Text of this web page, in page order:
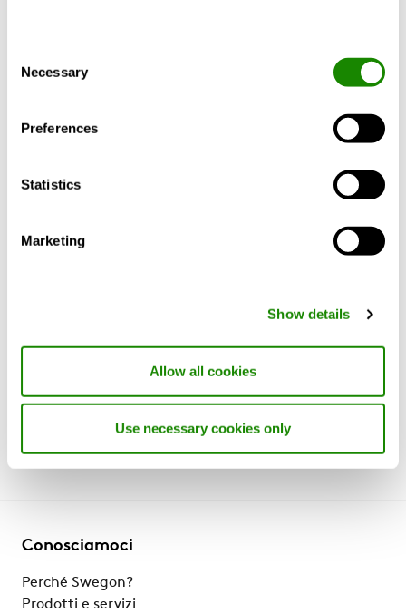
Selection
Necessary
Preferences
Statistics
Marketing
Show details
Allow all cookies
Use necessary cookies only
Portata d’aria:
Taglia
Conosciamoci
Perché Swegon?
Prodotti e servizi